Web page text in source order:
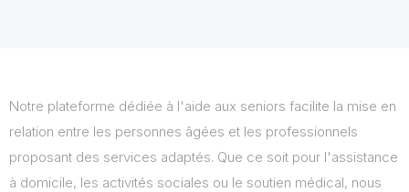
Notre plateforme dédiée à l'aide aux seniors facilite la mise en
relation entre les personnes âgées et les professionnels
proposant des services adaptés. Que ce soit pour l'assistance
à domicile, les activités sociales ou le soutien médical, nous